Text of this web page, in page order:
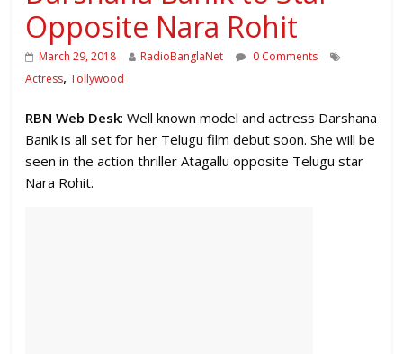
Opposite Nara Rohit
March 29, 2018 RadioBanglaNet
0 Comments
Actress,Tollywood
RBN Web Desk: Well known model and actress Darshana
Banik is all set for her Telugu film debut soon. She will be
seen in the action thriller Atagallu opposite Telugu star
Nara Rohit.